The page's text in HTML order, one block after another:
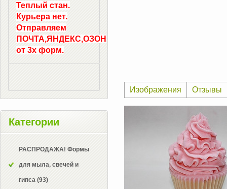
Изображения Отзывы
Теплый стан.
Курьера нет.
Отправляем
ПОЧТА,ЯНДЕКС,ОЗОН
от 3х форм.
Категории
РАСПРОДАЖА! Формы
для мыла, свечей и
гипса (93)